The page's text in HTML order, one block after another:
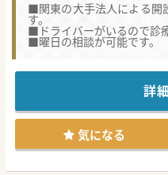
■関東の大手法人による開
す。
■ドライバーがいるので診
■曜日の相談が可能です。
詳
気になる